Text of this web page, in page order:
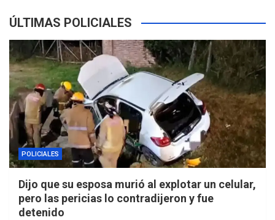
ÚLTIMAS POLICIALES
POLICIALES
Dijo que su esposa murió al explotar un celular,
pero las pericias lo contradijeron y fue
detenido